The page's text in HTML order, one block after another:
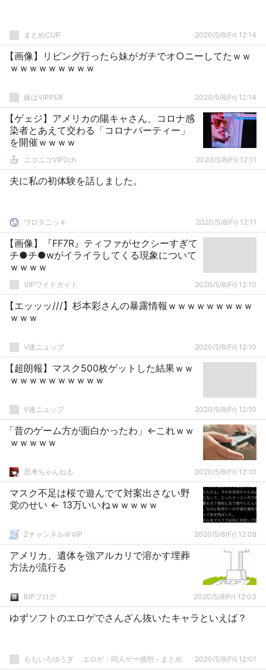
まとめCUP 2020/5/8(Fr) 12:14
【画像】リビング行ったら妹がガチでオ○ニーしてたｗｗ
ｗｗｗｗｗｗｗｗｗ
妹はVIPPER 2020/5/8(Fr) 12:14
【ゲェジ】アメリカの陽キャさん、コロナ感
染者とあえて交わる「コロナパーティー」
を開催ｗｗｗｗ
ニコニコVIP2ch 2020/5/8(Fr) 12:11
夫に私の初体験を話しました。
ワロタニッキ 2020/5/8(Fr) 12:11
【画像】『FF7R』ティファがセクシーすぎて
チ●チ●wがイライラしてくる現象について
ｗｗｗｗ
VIPワイドガイド 2020/5/8(Fr) 12:10
【エッッッ///】杉本彩さんの暴露情報ｗｗｗｗｗｗｗｗｗ
ｗｗｗ
V速ニュップ 2020/5/8(Fr) 12:10
【超朗報】マスク500枚ゲットした結果ｗｗ
ｗｗｗｗｗｗｗｗｗｗ
V速ニュップ 2020/5/8(Fr) 12:10
「昔のゲーム方が面白かったわ」←これｗｗ
ｗｗｗｗｗ
思考ちゃんねる 2020/5/8(Fr) 12:10
マスク不足は桜で遊んでて対案出さない野
党のせい ← 13万いいねｗｗｗｗｗ
Zチャンネル＠VIP 2020/5/8(Fr) 12:08
アメリカ、遺体を強アルカリで溶かす埋葬
方法が流行る
BIPブログ 2020/5/8(Fr) 12:03
ゆずソフトのエロゲでさんざん抜いたキャラといえば？
ももいろゆうぎ エロゲ・同人ゲー感想 - まとめ 2020/5/8(Fr) 12:01